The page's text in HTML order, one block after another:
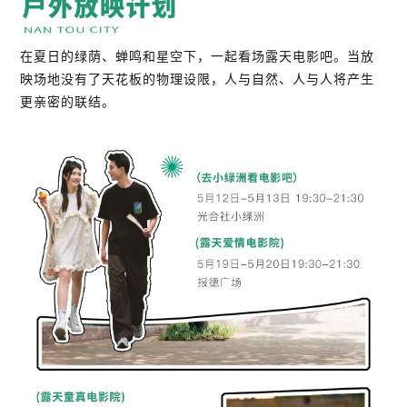
在夏日的绿荫、蝉鸣和星空下，一起看场露天电影吧。当放
映场地没有了天花板的物理设限，人与自然、人与人将产生
更亲密的联结。